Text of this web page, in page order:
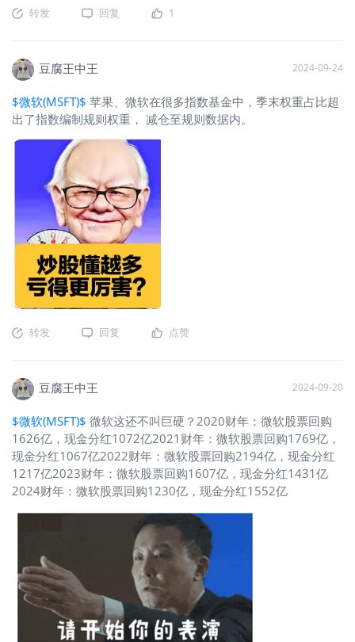
转发 回复 1
豆腐王中王 2024-09-24
$微软(MSFT)$ 苹果、微软在很多指数基金中，季末权重占比超
出了指数编制规则权重， 减仓至规则数据内。
转发 回复 点赞
豆腐王中王 2024-09-20
$微软(MSFT)$ 微软这还不叫巨硬？2020财年：微软股票回购
1626亿，现金分红1072亿2021财年：微软股票回购1769亿，
现金分红1067亿2022财年：微软股票回购2194亿，现金分红
1217亿2023财年：微软股票回购1607亿，现金分红1431亿
2024财年：微软股票回购1230亿，现金分红1552亿